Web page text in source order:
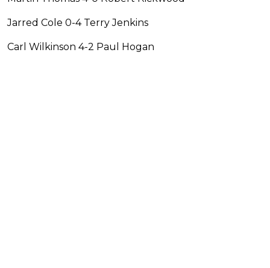
Jarred Cole 0-4 Terry Jenkins
Carl Wilkinson 4-2 Paul Hogan